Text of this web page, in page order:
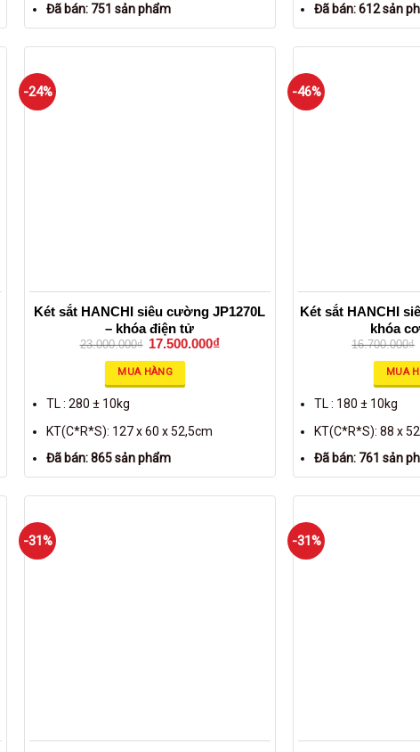
Đã bán: 751 sản phẩm
Đã bán: 612 sản
-24%
Két sắt HANCHI siêu cường JP1270L
– khóa điện tử
23.000.000₫ 17.500.000₫
MUA HÀNG
TL : 280 ± 10kg
KT(C*R*S): 127 x 60 x 52,5cm
Đã bán: 865 sản phẩm
-46%
Két sắt HANCHI
khóa
16.700.000₫
MUA
TL : 180 ± 10kg
KT(C*R*S): 88 x
Đã bán: 761 sản
-31% -31%